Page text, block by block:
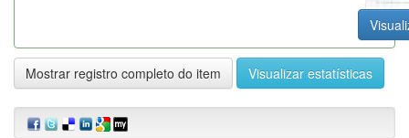
Mostrar registro completo do item Visualizar estatísticas